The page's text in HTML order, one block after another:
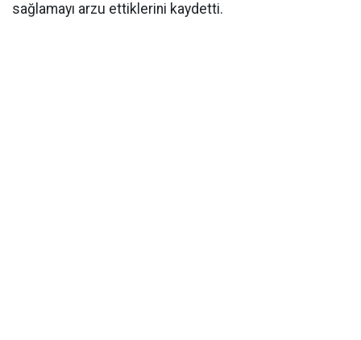
sağlamayı arzu ettiklerini kaydetti.